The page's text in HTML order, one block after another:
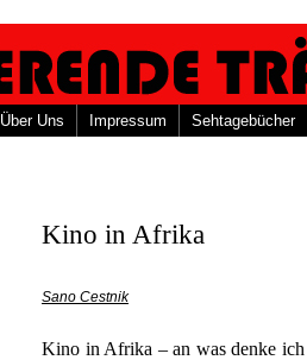
Über Uns Impressum Sehtagebücher
Kino in Afrika
Sano Cestnik
Kino in Afrika – an was denke ich